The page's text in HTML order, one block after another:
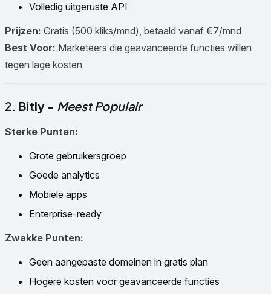
Volledig uitgeruste API
Prijzen: Gratis (500 kliks/mnd), betaald vanaf €7/mnd
Best Voor: Marketeers die geavanceerde functies willen
tegen lage kosten
2. Bitly– Meest Populair
Sterke Punten:
Grote gebruikersgroep
Goede analytics
Mobiele apps
Enterprise-ready
Zwakke Punten:
Geen aangepaste domeinen in gratis plan
Hogere kosten voor geavanceerde functies